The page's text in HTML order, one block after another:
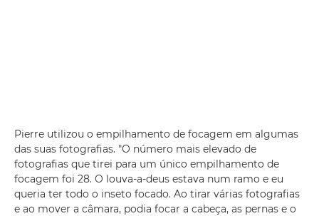
Pierre utilizou o empilhamento de focagem em algumas
das suas fotografias. "O número mais elevado de
fotografias que tirei para um único empilhamento de
focagem foi 28. O louva-a-deus estava num ramo e eu
queria ter todo o inseto focado. Ao tirar várias fotografias
e ao mover a câmara, podia focar a cabeça, as pernas e o